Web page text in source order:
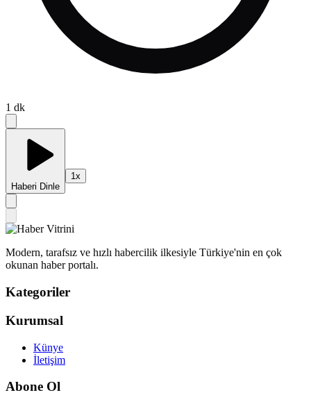
1 dk
Haberi Dinle
1x
Modern, tarafsız ve hızlı habercilik ilkesiyle Türkiye'nin en çok
okunan haber portalı.
Kategoriler
Kurumsal
Künye
İletişim
Abone Ol